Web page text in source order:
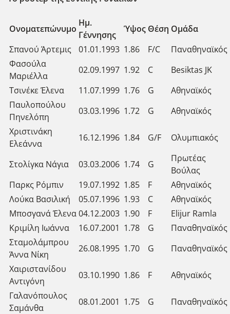
Ονοματεπώνυμο
Ημ.
Γέννησης
Ύψος Θέση Ομάδα
Σπανού Άρτεμις
01.01.1993 1.86 F/C
Παναθηναϊκός
Φασούλα
Μαριέλλα
02.09.1997 1.92 C
Besiktas JK
Τσινέκε Έλενα
11.07.1999 1.76 G
Αθηναϊκός
Παυλοπούλου
Πηνελόπη
03.03.1996 1.72 G
Αθηναϊκός
Χριστινάκη
Ελεάννα
16.12.1996 1.84 G/F Ολυμπιακός
Στολίγκα Νάγια 03.03.2006 1.74 G
Πρωτέας
Βούλας
Παρκς Ρόμπιν
19.07.1992 1.85 F
Αθηναϊκός
Λούκα Βασιλική
05.07.1996 1.93 C
Αθηναϊκός
Μποσγανά Έλενα04.12.2003 1.90 F
Elijur Ramla
Κριμίλη Ιωάννα
16.07.2001 1.78 G
Παναθηναϊκός
Σταμολάμπρου
Άννα Νίκη
26.08.1995 1.70 G
Παναθηναϊκός
Χαιριστανίδου
Αντιγόνη
03.10.1990 1.86 F
Αθηναϊκός
Γαλανόπουλος
Σαμάνθα
08.01.2001 1.75 G
Παναθηναϊκός